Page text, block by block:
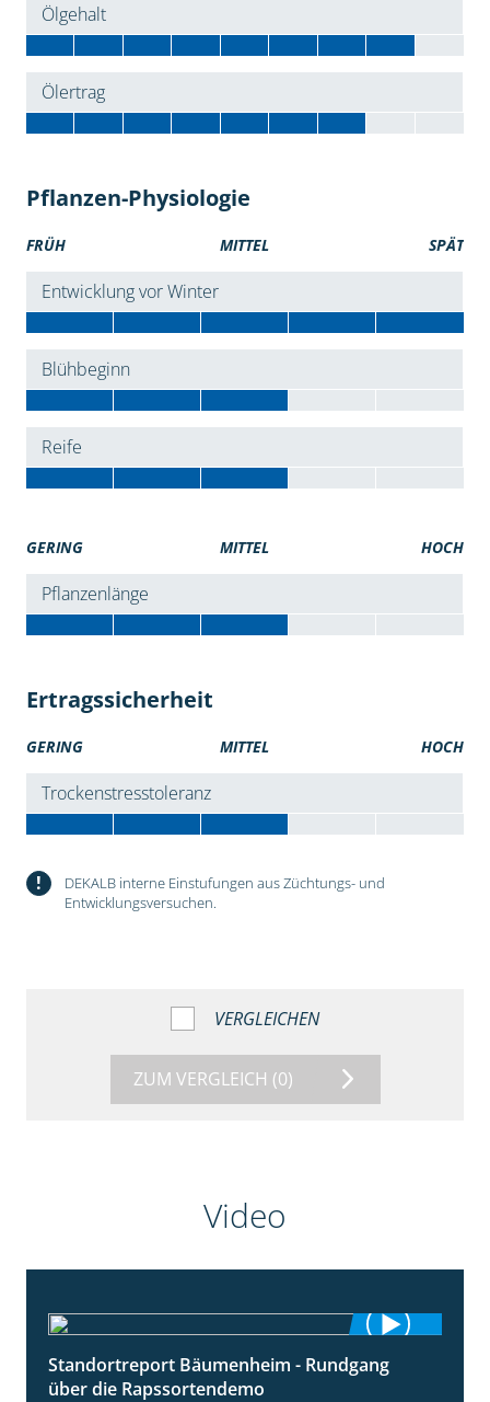
Ölgehalt
Ölertrag
Pflanzen-Physiologie
FRÜH MITTEL SPÄT
Entwicklung vor Winter
Blühbeginn
Reife
GERING MITTEL HOCH
Pflanzenlänge
Ertragssicherheit
GERING MITTEL HOCH
Trockenstresstoleranz
!
DEKALB interne Einstufungen aus Züchtungs- und
Entwicklungsversuchen.
VERGLEICHEN
ZUM VERGLEICH (0)
Video
6:03
Standortreport Bäumenheim - Rundgang
über die Rapssortendemo